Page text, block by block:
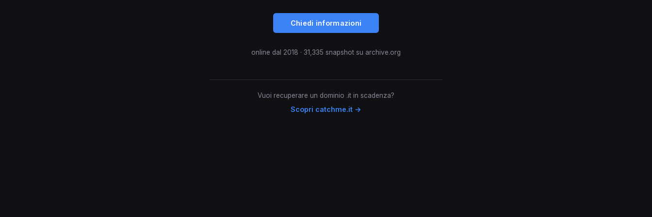
Chiedi informazioni
online dal 2018 · 31,335 snapshot su archive.org
Vuoi recuperare un dominio .it in scadenza?
Scopri catchme.it →